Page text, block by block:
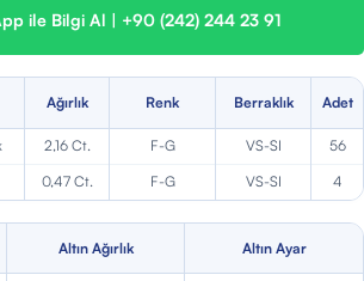
ile Bilgi Al | +90 (242) 244 23 91
Ağırlık Renk Berraklık Adet
2,16 Ct. F-G VS-SI
56
0,47 Ct. F-G VS-SI 4
Altın Ağırlık Altın Ayar